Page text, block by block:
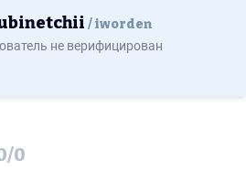
iworden
не верифицирован
/0